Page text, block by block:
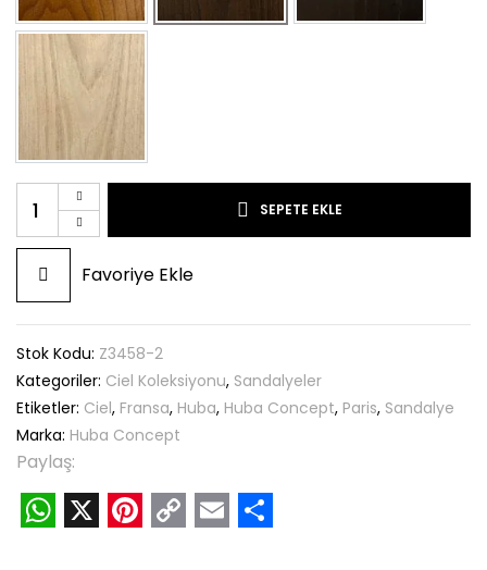
SEPETE EKLE
Favoriye Ekle
Stok Kodu: Z3458-2
Kategoriler: Ciel Koleksiyonu, Sandalyeler
Etiketler: Ciel, Fransa, Huba, Huba Concept, Paris, Sandalye
Marka: Huba Concept
Paylaş:
WhatsApp
X Pinterest
Copy
EmailShare